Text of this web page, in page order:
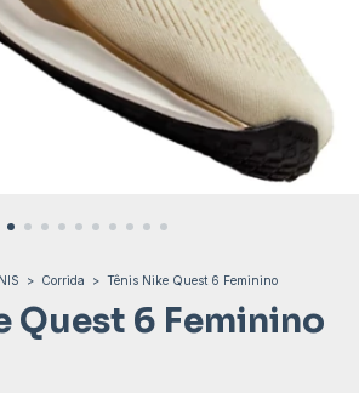
> Corrida > Tênis Nike Quest 6 Feminino
Quest 6 Feminino